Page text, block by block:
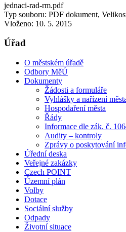
jednaci-rad-rm.pdf
Typ souboru: PDF dokument,
Vloženo: 10. 5. 2015
Úřad
O městském úřadě
Odbory MěÚ
Dokumenty
Žádosti a formuláře
Vyhlášky a nařízení
Hospodaření města
Řády
Informace dle zák. č.
Audity – kontroly
Zprávy o poskytování
Úřední deska
Veřejné zakázky
Czech POINT
Územní plán
Volby
Dotace
Sociální služby
Odpady
Životní situace